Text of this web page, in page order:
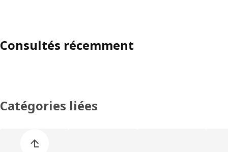
Consultés récemment
Catégories liées